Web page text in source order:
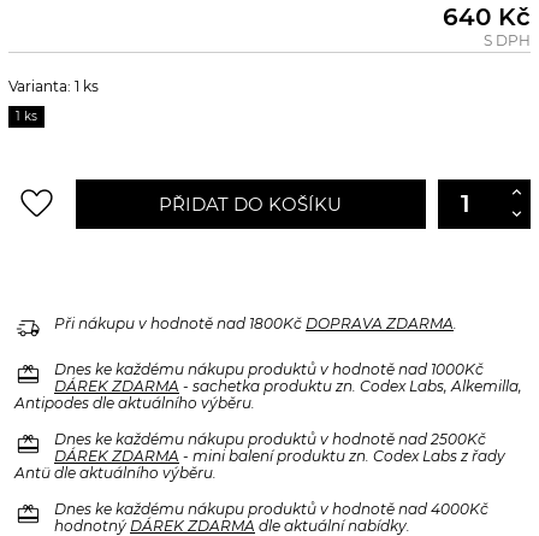
640 Kč
S DPH
Varianta: 1 ks
1 ks
favorite_border PŘIDAT DO KOŠÍKU
delivery_truck_speed Při nákupu v hodnotě nad 1800Kč DOPRAVA ZDARMA
redeem
Dnes ke každému nákupu produktů v hodnotě nad 1000Kč
DÁREK ZDARMA - sachetka produktu zn. Codex Labs, Alkemilla,
Antipodes dle aktuálního výběru.
redeem
Dnes ke každému nákupu produktů v hodnotě nad 2500Kč
DÁREK ZDARMA - mini balení produktu zn. Codex Labs z řady
Antü dle aktuálního výběru.
redeem
Dnes ke každému nákupu produktů v hodnotě nad 4000Kč
hodnotný DÁREK ZDARMA dle aktuální nabídky.